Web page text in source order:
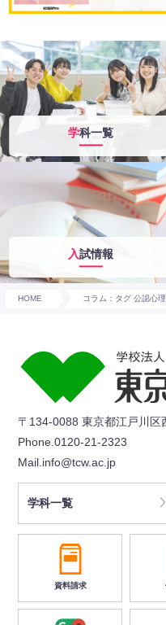
学科一覧
入試情報
HOME コラム：タグ 公認心理
〒134-0088 東京都江戸川区
Phone.0120-21-2323
Mail.info@tcw.ac.jp
学科一覧
資料請求